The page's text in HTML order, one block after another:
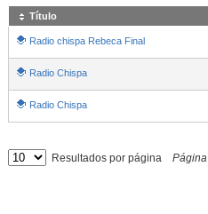
Título
Radio chispa Rebeca Final
Radio Chispa
Radio Chispa
Resultados por página Página